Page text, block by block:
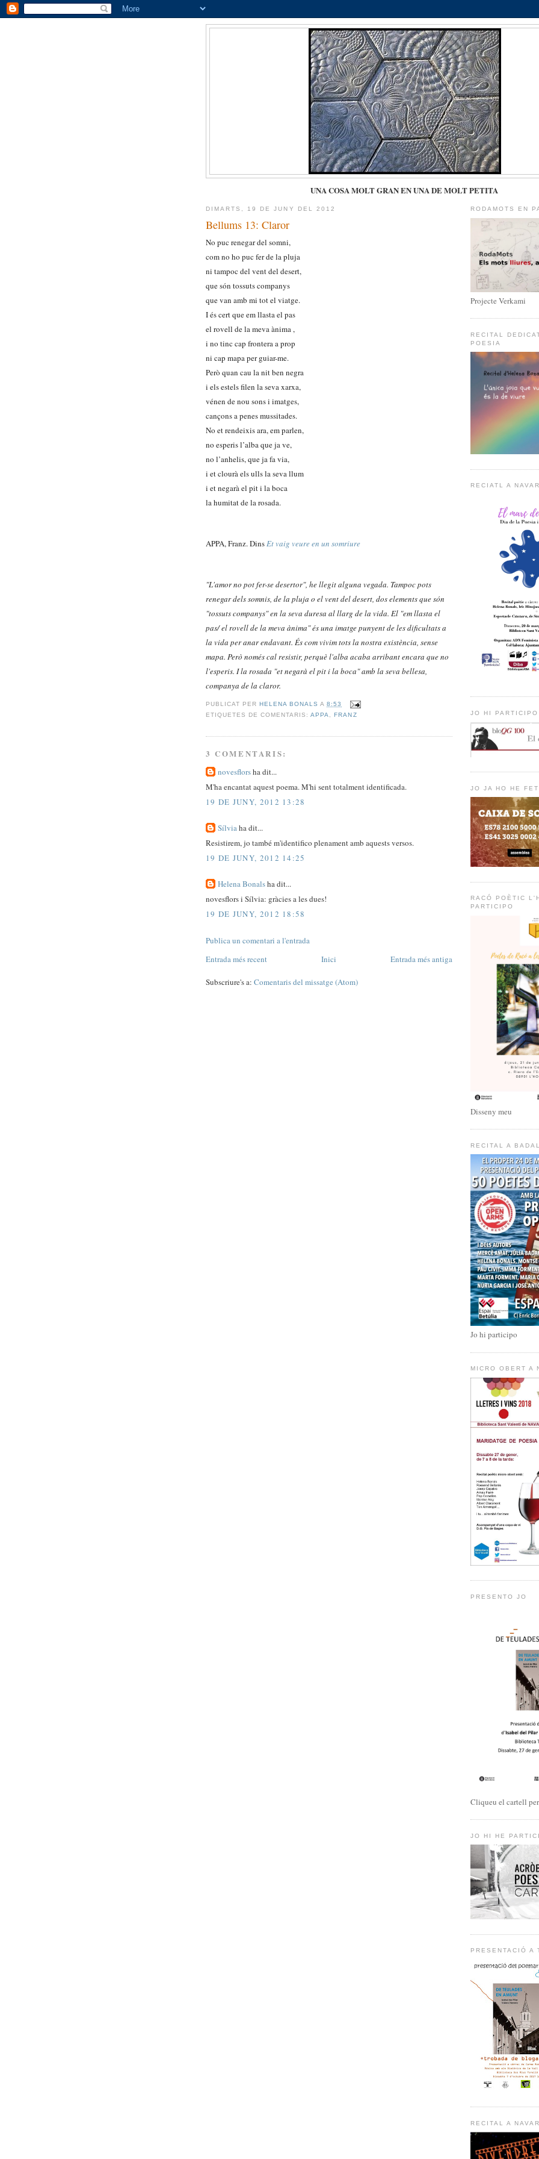
UNA COSA MOLT GRAN EN UNA DE MOLT PETITA
DIMARTS, 19 DE JUNY DEL 2012
Bellums 13: Claror
No puc renegar del somni,
com no ho puc fer de la pluja
ni tampoc del vent del desert,
que són tossuts companys
que van amb mi tot el viatge.
I és cert que em llasta el pas
el rovell de la meva ànima ,
i no tinc cap frontera a prop
ni cap mapa per guiar-me.
Però quan cau la nit ben negra
i els estels filen la seva xarxa,
vénen de nou sons i imatges,
cançons a penes mussitades.
No et rendeixis ara, em parlen,
no esperis l’alba que ja ve,
no l’anhelis, que ja fa via,
i et clourà els ulls la seva llum
i et negarà el pit i la boca
la humitat de la rosada.
APPA, Franz. DinsEt vaig veure en un somriure
"L'amor no pot fer-se desertor", he llegit alguna vegada. Tampoc pots
renegar dels somnis, de la pluja o el vent del desert, dos elements que són
"tossuts companys" en la seva duresa al llarg de la vida. El "em llasta el
pas/ el rovell de la meva ànima" és una imatge punyent de les dificultats a
la vida per anar endavant. És com vivim tots la nostra existència, sense
mapa. Però només cal resistir, perquè l'alba acaba arribant encara que no
l'esperis. I la rosada "et negarà el pit i la boca" amb la seva bellesa,
companya de la claror.
PUBLICAT PER HELENA BONALSA8:53
ETIQUETES DE COMENTARIS:APPA, FRANZ
3 COMENTARIS:
novesflorsha dit...
M'ha encantat aquest poema. M'hi sent totalment identificada.
19 DE JUNY, 2012 13:28
Sílviaha dit...
Resistirem, jo també m'identifico plenament amb aquests versos.
19 DE JUNY, 2012 14:25
Helena Bonalsha dit...
novesflors i Sílvia: gràcies a les dues!
19 DE JUNY, 2012 18:58
Publica un comentari a l'entrada
Entrada més recent
Entrada més antiga
Inici
Subscriure's a: Comentaris del missatge (Atom)
RODAMOTS EN
Projecte Verkami
RECITAL
POESIA
RECIATL A
JO HI PARTICIPO
JO JA HO HE
RACÓ POÈTIC
PARTICIPO
Disseny meu
RECITAL A
Jo hi participo
MICRO OBERT A
PRESENTO JO
Cliqueu el cartell
JO HI HE
PRESENTACIÓ A
RECITAL A